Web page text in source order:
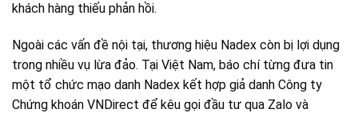
khách hàng thiếu phản hồi.
Ngoài các vấn đề nội tại, thương hiệu Nadex còn bị lợi dụng
trong nhiều vụ lừa đảo. Tại Việt Nam, báo chí từng đưa tin
một tổ chức mạo danh Nadex kết hợp giả danh Công ty
Chứng khoán VNDirect để kêu gọi đầu tư qua Zalo và